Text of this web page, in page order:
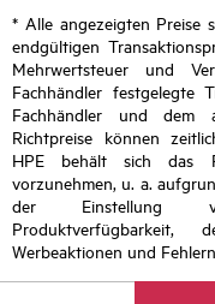
* Alle angezeigten Preise
endgültigen
Mehrwertsteuer und
Fachhändler festgelegte
Fachhändler und dem
Richtpreise können
HPE behält sich das
vorzunehmen, u. a.
der Einstellung
Werbeaktionen und